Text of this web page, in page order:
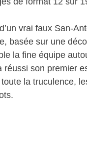
vrai faux San-
basée sur une
la fine équipe
réussi son premier
la truculence,